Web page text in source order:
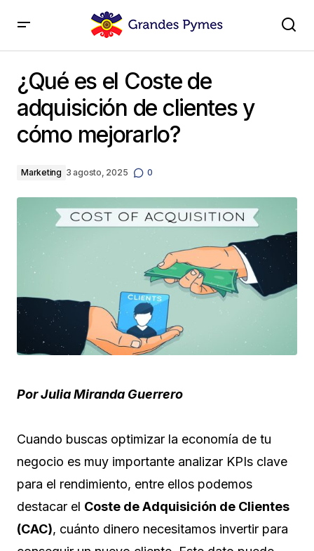
mejorarlo?
¿Qué es el Coste de
adquisición de clientes y
cómo mejorarlo?
Marketing 3 agosto, 2025 0
Por Julia Miranda Guerrero
Cuando buscas optimizar la economía de tu
negocio es muy importante analizar KPIs clave
para el rendimiento, entre ellos podemos
destacar el Coste de Adquisición de Clientes
(CAC), cuánto dinero necesitamos invertir para